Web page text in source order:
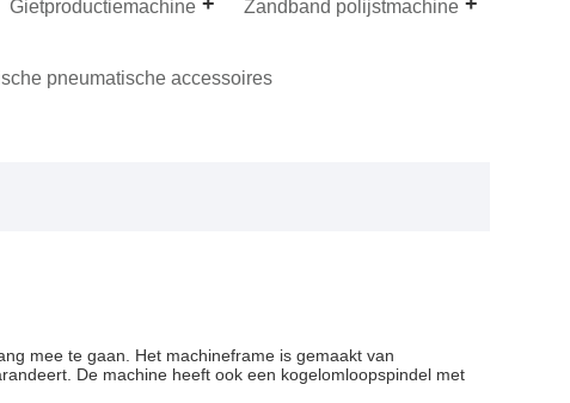
Gietproductiemachine Zandband polijstmachine
pneumatische accessoires
mee te gaan. Het machineframe is gemaakt van
De machine heeft ook een kogelomloopspindel met